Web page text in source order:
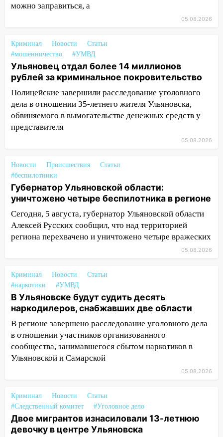
09:39
В Ульяновске будут судить десять
наркодилеров, снабжавших две области
09:25
Вынесли приговор дебоширам,
избившим мужчину в трамвае
08:27 Ульяновская полиция получила
один из шести уникальных автомобилей
в России
07:02 Жара отступит: какой будет
погода в Ульяновске днем 5 августа
Двое мигрантов изнасиловали 13-
06:00
Мертвеца выкопали, посадили в
мешок и попытались утопить в Волге
05:30 Астрологи назвали самый
опасный день августа: что ждет каждый
знак 5 августа
04.08.2026
22:33
Прокуратура проверяет
спортивные объекты в Старой Майне
21:01 Ульяновцев приглашают сдать
кровь: День донора пройдёт 6 августа
20:17 Ульяновская область девятую
неделю подряд удерживает самые
низкие цены на подсолнечное масло
Ульяновской области выросли надои
молока
18:20 В Ульяновской области до конца
года благоустроят 20 родников
можно заправиться, а
05.08.2026
Криминал Новости
Статьи
#мошенничество
#УМВД
Ульяновец отдал более 14 миллионов
рублей за криминальное покровительство
Полицейские завершили расследование уголовного
дела в отношении 35-летнего жителя Ульяновска,
обвиняемого в вымогательстве денежных средств у
представителя
05.08.2026
Новости Происшествия
Статьи
#беспилотники
Губернатор Ульяновской области:
уничтожено четыре беспилотника в регионе
Сегодня, 5 августа, губернатор Ульяновской области
Алексей Русских сообщил, что над территорией
региона перехвачено и уничтожено четыре вражеских
05.08.2026
Криминал Новости
Статьи
#наркотики
#УМВД
В Ульяновске будут судить десять
наркодилеров, снабжавших две области
В регионе завершено расследование уголовного дела
в отношении участников организованного
сообщества, занимавшегося сбытом наркотиков в
Ульяновской и Самарской
05.08.2026
Криминал Новости
Статьи
#Следственный комитет
#Уголовное дело
Двое мигрантов изнасиловали 13-летнюю
девочку в центре Ульяновска